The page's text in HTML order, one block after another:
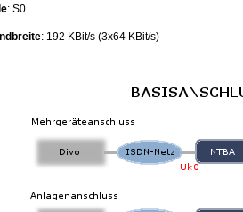
: S0
: 192 KBit/s (3x64 KBit/s)